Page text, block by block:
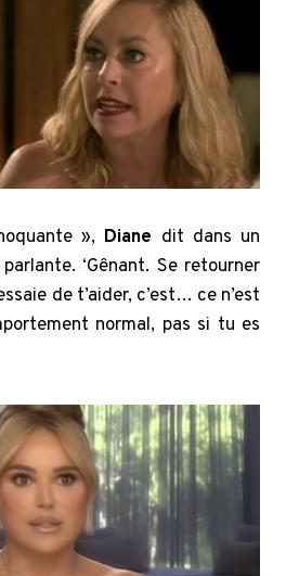
», Diane dit dans un
‘Gênant. Se retourner
de t’aider, c’est… ce n’est
normal, pas si tu es